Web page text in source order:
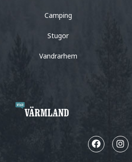
Camping
Stugor
Vandrarhem